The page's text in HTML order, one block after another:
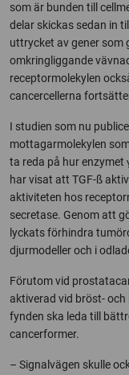
som är bunden till
delar skickas sedan in
uttrycket av gener som
omkringliggande
receptormolekylen
cancercellerna
I studien som nu
mottagarmolekylen
ta reda på hur enzymet
har visat att TGF-ß
aktiviteten hos
secretase. Genom att
lyckats förhindra
djurmodeller och i
Förutom vid
aktiverad vid bröst-
fynden ska leda till
cancerformer.
– Signalvägen skulle